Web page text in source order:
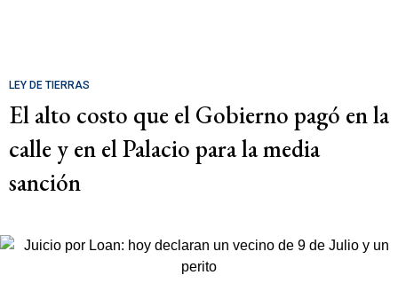
LEY DE TIERRAS
El alto costo que el Gobierno pagó en la
calle y en el Palacio para la media
sanción